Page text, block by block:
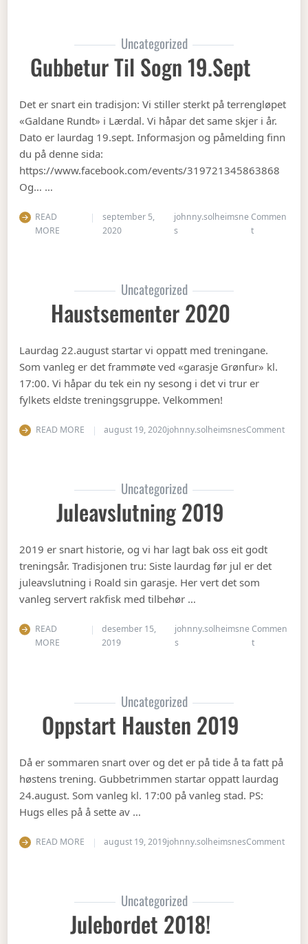
Uncategorized
Gubbetur Til Sogn 19.sept
Det er snart ein tradisjon: Vi stiller sterkt på terrengløpet
«Galdane Rundt» i Lærdal. Vi håpar det same skjer i år.
Dato er laurdag 19.sept. Informasjon og påmelding finn
du på denne sida:
https://www.facebook.com/events/319721345863868
Og… …
READ
MORE
september 5,
2020
johnny.solheimsne
s
Commen
ton Gubbetur
Uncategorized
Haustsementer 2020
Laurdag 22.august startar vi oppatt med treningane.
Som vanleg er det frammøte ved «garasje Grønfur» kl.
17:00. Vi håpar du tek ein ny sesong i det vi trur er
fylkets eldste treningsgruppe. Velkommen!
READ MORE august 19, 2020johnny.solheimsnesCommenton
Uncategorized
Juleavslutning 2019
2019 er snart historie, og vi har lagt bak oss eit godt
treningsår. Tradisjonen tru: Siste laurdag før jul er det
juleavslutning i Roald sin garasje. Her vert det som
vanleg servert rakfisk med tilbehør …
READ
MORE
desember 15,
2019
johnny.solheimsne
s
Commen
ton
Uncategorized
Oppstart Hausten 2019
Då er sommaren snart over og det er på tide å ta fatt på
høstens trening. Gubbetrimmen startar oppatt laurdag
24.august. Som vanleg kl. 17:00 på vanleg stad. PS:
Hugs elles på å sette av …
READ MORE august 19, 2019johnny.solheimsnesCommenton
Uncategorized
Julebordet 2018!